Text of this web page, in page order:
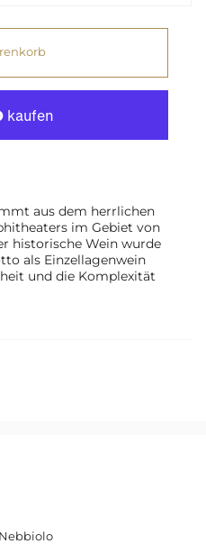
aus dem herrlichen
im Gebiet von
historische Wein wurde
als Einzellagenwein
und die Komplexität